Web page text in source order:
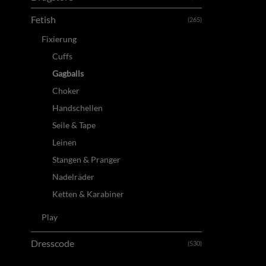
Fetish (265)
Fixierung
Cuffs
Gagballs
Choker
Handschellen
Seile & Tape
Leinen
Stangen & Pranger
Nadelräder
Ketten & Karabiner
Play
Dresscode (530)